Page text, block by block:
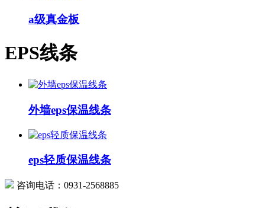
a级真金板
EPS线条
外墙eps保温线条
eps轻质保温线条
咨询电话：0931-2568885